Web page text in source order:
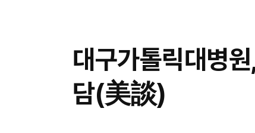
대구가톨릭대병
담(美談)